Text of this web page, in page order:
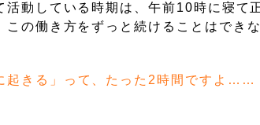
活動している時期は、午前10時に寝て
この働き方をずっと続けることはでき
起きる」って、たった2時間ですよ……